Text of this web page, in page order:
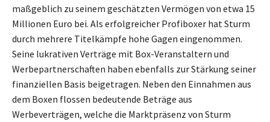
maßgeblich zu seinem geschätzten Vermögen von etwa 15
Millionen Euro bei. Als erfolgreicher Profiboxer hat Sturm
durch mehrere Titelkämpfe hohe Gagen eingenommen.
Seine lukrativen Verträge mit Box-Veranstaltern und
Werbepartnerschaften haben ebenfalls zur Stärkung seiner
finanziellen Basis beigetragen. Neben den Einnahmen aus
dem Boxen flossen bedeutende Beträge aus
Werbeverträgen, welche die Marktpräsenz von Sturm